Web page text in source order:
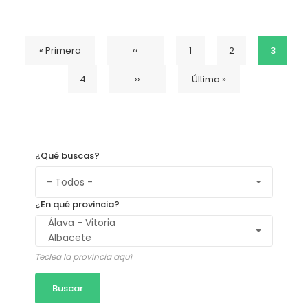
Paginación
Primera
« Primera Página
anterior
‹‹ Página
1 Página
2 Página
3
Página
4 Siguiente
›› Última
Última »
¿Qué buscas?
¿En qué provincia?
Teclea la provincia aquí